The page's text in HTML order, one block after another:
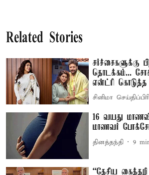
Related Stories
சர்ச்சைகளுக்கு
தொடக்கம்...
என்ட்ரி
சினிமா
16 வயது
மாணவர்
தினத்தந்தி 9
“தேசிய